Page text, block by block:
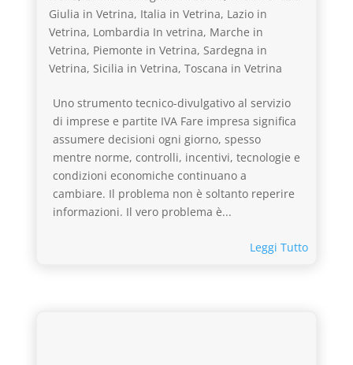
Giulia in Vetrina, Italia in Vetrina, Lazio in
Vetrina, Lombardia In vetrina, Marche in
Vetrina, Piemonte in Vetrina, Sardegna in
Vetrina, Sicilia in Vetrina, Toscana in Vetrina
Uno strumento tecnico-divulgativo al servizio
di imprese e partite IVA Fare impresa significa
assumere decisioni ogni giorno, spesso
mentre norme, controlli, incentivi, tecnologie e
condizioni economiche continuano a
cambiare. Il problema non è soltanto reperire
informazioni. Il vero problema è...
Leggi Tutto